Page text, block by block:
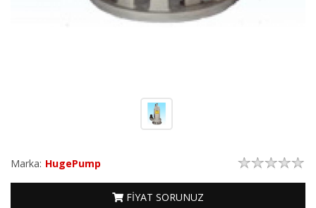
Marka: HugePump
FİYAT SORUNUZ